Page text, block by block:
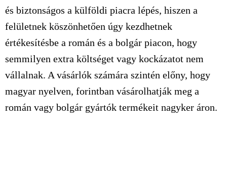
és biztonságos a külföldi piacra lépés, hiszen a
felületnek köszönhetően úgy kezdhetnek
értékesítésbe a román és a bolgár piacon, hogy
semmilyen extra költséget vagy kockázatot nem
vállalnak. A vásárlók számára szintén előny, hogy
magyar nyelven, forintban vásárolhatják meg a
román vagy bolgár gyártók termékeit nagyker áron.